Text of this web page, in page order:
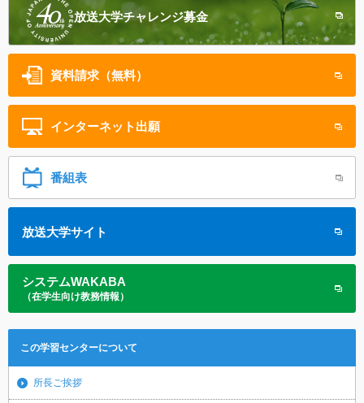
放送大学チャレンジ募金
資料請求（無料）
インターネット 出願
番組表
放送大学サイト
システムWAKABA
（在学生向け教務情報）
この学習センターについて
所長ご挨拶